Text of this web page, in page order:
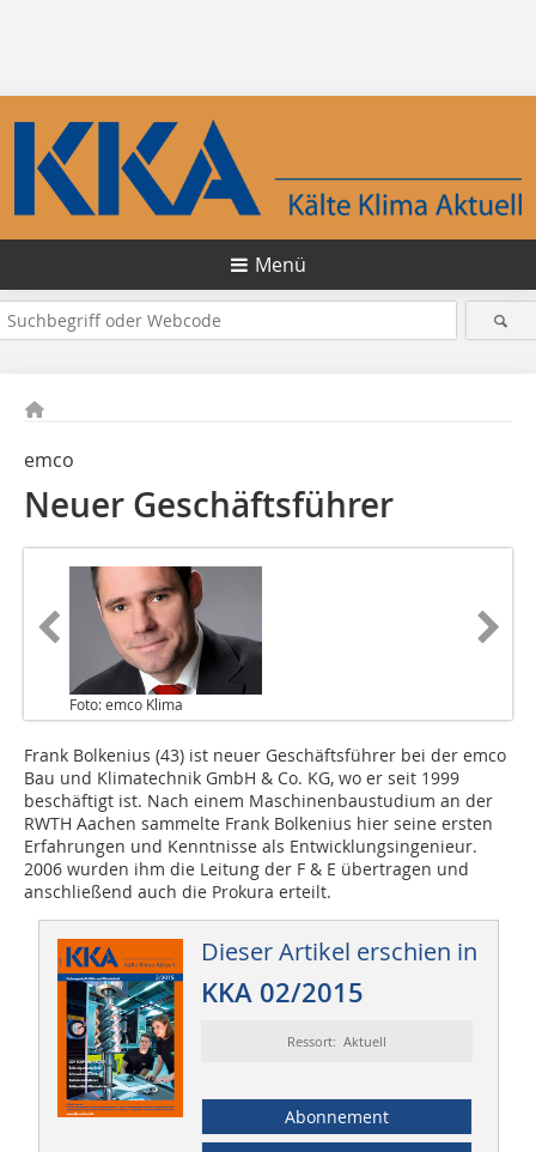
Menü
emco
Neuer Geschäftsführer
Foto: emco Klima
Frank Bolkenius (43) ist neuer Geschäftsführer bei der emco
Bau und Klimatechnik GmbH & Co. KG, wo er seit 1999
beschäftigt ist. Nach einem Maschinenbaustudium an der
RWTH Aachen sammelte Frank Bolkenius hier seine ersten
Erfahrungen und Kenntnisse als Entwicklungsingenieur.
2006 wurden ihm die Leitung der F & E übertragen und
anschließend auch die Prokura erteilt.
Dieser Artikel erschien in
KKA 02/2015
Ressort: Aktuell
Abonnement